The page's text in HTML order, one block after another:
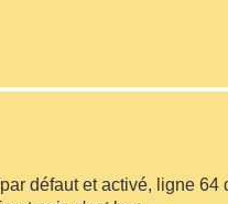
défaut et activé, ligne